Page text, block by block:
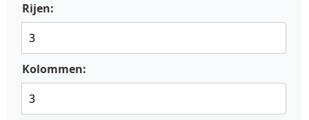
Rijen:
Kolommen: